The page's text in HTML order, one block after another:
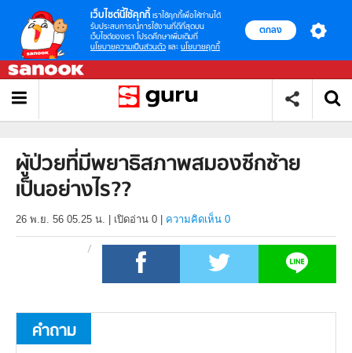
เว็บไซต์นี้ใช้คุกกี้ เราใช้คุกกี้เพื่อให้ท่านได้
รับประสบการณ์การใช้งานที่ดีที่สุดบน
เว็บไซต์ของเรา โปรดศึกษาเพิ่มเติมที่
นโยบายความเป็นส่วนตัว และ นโยบายคุกกี้
ตกลง
ผู้ป่วยที่มีพยาธิสภาพสมองซีกซ้าย
เป็นอย่างไร??
26 พ.ย. 56 05.25 น. เปิดอ่าน 0 ความคิดเห็น 0
คำถาม